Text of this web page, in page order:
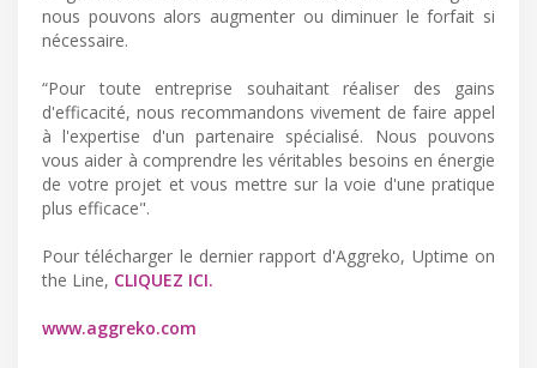
nous pouvons alors augmenter ou diminuer le forfait si
nécessaire.
“Pour toute entreprise souhaitant réaliser des gains
d'efficacité, nous recommandons vivement de faire appel
à l'expertise d'un partenaire spécialisé. Nous pouvons
vous aider à comprendre les véritables besoins en énergie
de votre projet et vous mettre sur la voie d'une pratique
plus efficace".
Pour télécharger le dernier rapport d'Aggreko, Uptime on
the Line, CLIQUEZ ICI.
www.aggreko.com